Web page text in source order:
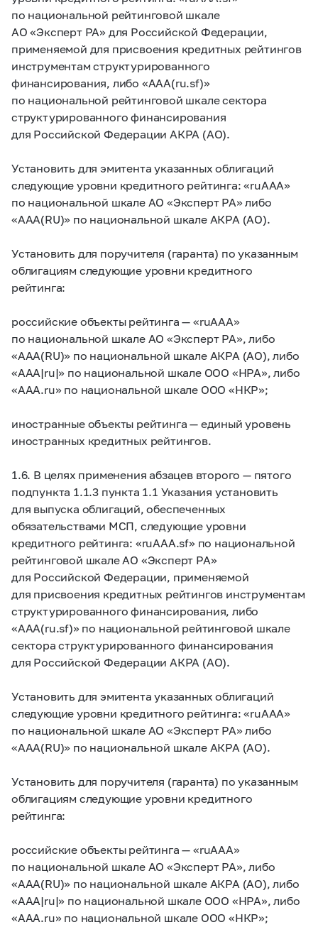
по национальной рейтинговой шкале
АО «Эксперт РА» для Российской Федерации,
применяемой для присвоения кредитных рейтингов
инструментам структурированного
финансирования, либо «AAA(ru.sf)»
по национальной рейтинговой шкале сектора
структурированного финансирования
для Российской Федерации АКРА (АО).
Установить для эмитента указанных облигаций
следующие уровни кредитного рейтинга: «ruAAA»
по национальной шкале АО «Эксперт РА» либо
«AAA(RU)» по национальной шкале АКРА (АО).
Установить для поручителя (гаранта) по указанным
облигациям следующие уровни кредитного
рейтинга:
российские объекты рейтинга — «ruAAA»
по национальной шкале АО «Эксперт РА», либо
«AAA(RU)» по национальной шкале АКРА (АО), либо
«AAA|ru|» по национальной шкале ООО «НРА», либо
«AAA.ru» по национальной шкале ООО «НКР»;
иностранные объекты рейтинга — единый уровень
иностранных кредитных рейтингов.
1.6. В целях применения абзацев второго — пятого
подпункта 1.1.3 пункта 1.1 Указания установить
для выпуска облигаций, обеспеченных
обязательствами МСП, следующие уровни
кредитного рейтинга: «ruAAA.sf» по национальной
рейтинговой шкале АО «Эксперт РА»
для Российской Федерации, применяемой
для присвоения кредитных рейтингов инструментам
структурированного финансирования, либо
«AAA(ru.sf)» по национальной рейтинговой шкале
сектора структурированного финансирования
для Российской Федерации АКРА (АО).
Установить для эмитента указанных облигаций
следующие уровни кредитного рейтинга: «ruAAA»
по национальной шкале АО «Эксперт РА» либо
«AAA(RU)» по национальной шкале АКРА (АО).
Установить для поручителя (гаранта) по указанным
облигациям следующие уровни кредитного
рейтинга:
российские объекты рейтинга — «ruAAA»
по национальной шкале АО «Эксперт РА», либо
«AAA(RU)» по национальной шкале АКРА (АО), либо
«AAA|ru|» по национальной шкале ООО «НРА», либо
«AAA.ru» по национальной шкале ООО «НКР»;